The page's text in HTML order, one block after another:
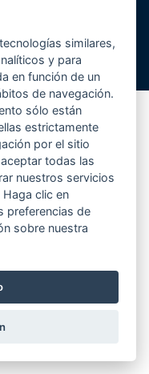
similares,
y para
en función de un
de navegación.
sólo están
estrictamente
por el sitio
todas las
nuestros servicios
clic en
preferencias de
sobre nuestra